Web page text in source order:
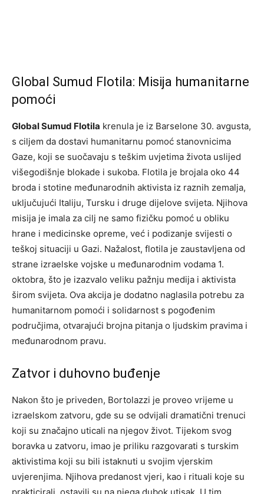
Global Sumud Flotila: Misija humanitarne
pomoći
Global Sumud Flotila krenula je iz Barselone 30. avgusta,
s ciljem da dostavi humanitarnu pomoć stanovnicima
Gaze, koji se suočavaju s teškim uvjetima života uslijed
višegodišnje blokade i sukoba. Flotila je brojala oko 44
broda i stotine međunarodnih aktivista iz raznih zemalja,
uključujući Italiju, Tursku i druge dijelove svijeta. Njihova
misija je imala za cilj ne samo fizičku pomoć u obliku
hrane i medicinske opreme, već i podizanje svijesti o
teškoj situaciji u Gazi. Nažalost, flotila je zaustavljena od
strane izraelske vojske u međunarodnim vodama 1.
oktobra, što je izazvalo veliku pažnju medija i aktivista
širom svijeta. Ova akcija je dodatno naglasila potrebu za
humanitarnom pomoći i solidarnost s pogođenim
područjima, otvarajući brojna pitanja o ljudskim pravima i
međunarodnom pravu.
Zatvor i duhovno buđenje
Nakon što je priveden, Bortolazzi je proveo vrijeme u
izraelskom zatvoru, gde su se odvijali dramatični trenuci
koji su značajno uticali na njegov život. Tijekom svog
boravka u zatvoru, imao je priliku razgovarati s turskim
aktivistima koji su bili istaknuti u svojim vjerskim
uvjerenjima. Njihova predanost vjeri, kao i rituali koje su